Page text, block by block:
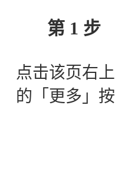
第 1 步
点击该页右
的「更多」